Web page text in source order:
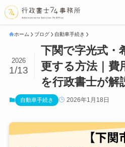
ホーム ブログ 自動車手続き
下関で字光式・
更する方法｜費
を行政書士が解
2026
1/13
自動車手続き 2026年1月18日